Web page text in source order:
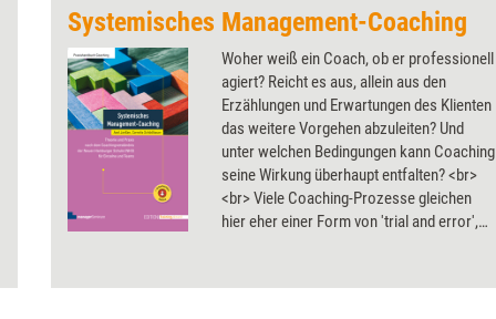
Systemisches Management-Coaching
Woher weiß ein Coach, ob er professionell
agiert? Reicht es aus, allein aus den
Erzählungen und Erwartungen des Klienten
das weitere Vorgehen abzuleiten? Und
unter welchen Bedingungen kann Coaching
seine Wirkung überhaupt entfalten? <br>
<br> Viele Coaching-Prozesse gleichen
hier eher einer Form von 'trial and error',
beizukommen versucht. Diesem Vorgehen